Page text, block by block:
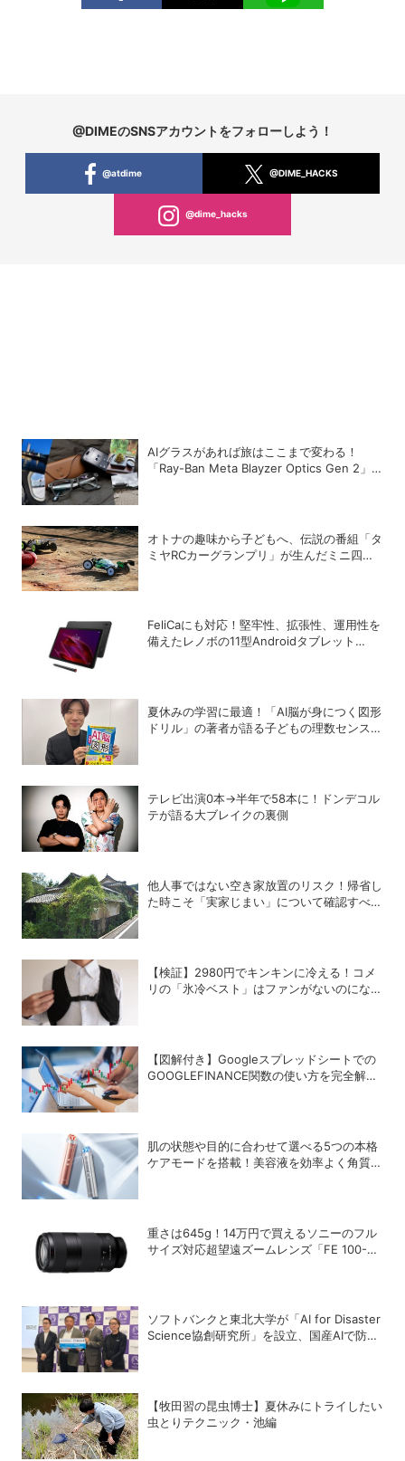
@DIMEのSNSアカウントをフォローしよう！
@atdime @DIME_HACKS
@dime_hacks
AIグラスがあれば旅はここまで変わる！
「Ray-Ban Meta Blayzer Optics Gen 2」
オトナの趣味から子どもへ、伝説の番組「タ
ミヤRCカーグランプリ」が生んだミニ四駆
FeliCaにも対応！堅牢性、拡張性、運用性を
備えたレノボの11型Androidタブレット
夏休みの学習に最適！「AI脳が身につく図形
ドリル」の著者が語る子どもの理数センスを
テレビ出演0本→半年で58本に！ドンデコル
テが語る大ブレイクの裏側
他人事ではない空き家放置のリスク！帰省し
た時こそ「実家じまい」について確認すべき
【検証】2980円でキンキンに冷える！コメ
リの「氷冷ベスト」はファンがないのになぜ
【図解付き】Googleスプレッドシートでの
GOOGLEFINANCE関数の使い方を完全解
肌の状態や目的に合わせて選べる5つの本格
ケアモードを搭載！美容液を効率よく角質層
重さは645g！14万円で買えるソニーのフル
サイズ対応超望遠ズームレンズ「FE 100-
ソフトバンクと東北大学が「AI for Disaster
Science協創研究所」を設立、国産AIで防災
【牧田習の昆虫博士】夏休みにトライしたい
虫とりテクニック・池編